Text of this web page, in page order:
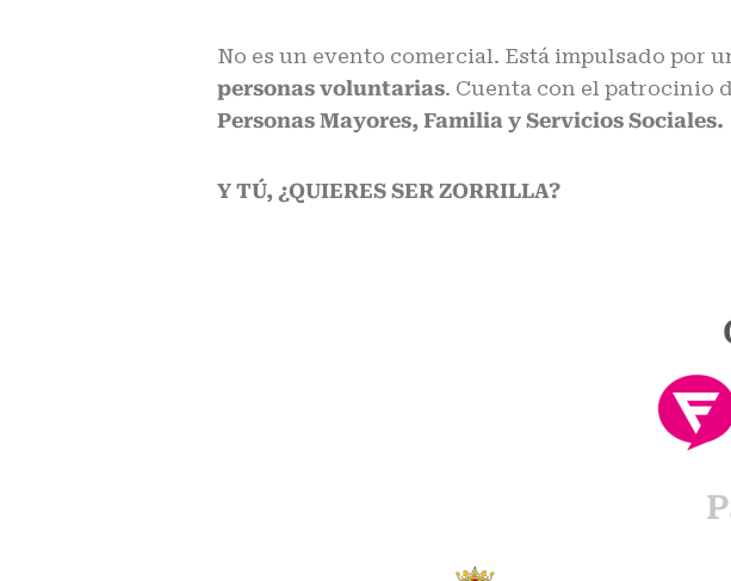
No es un evento comercial. Está impulsado por
personas voluntarias. Cuenta con el patrocinio
Personas Mayores, Familia y Servicios Sociales.
Y TÚ, ¿QUIERES SER ZORRILLA?